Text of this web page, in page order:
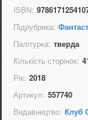
ISBN:
Підрубрика:
Палітурка: тверда
Кількість сторінок:
Рік: 2018
Артикул: 557740
Видавництво: Клуб